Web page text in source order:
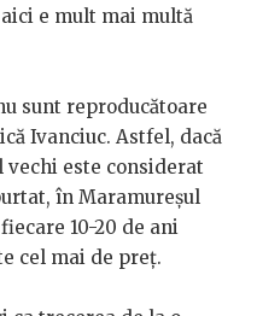
e mult mai multă
sunt reproducătoare
Ivanciuc. Astfel, dacă
este considerat
în Maramureșul
10-20 de ani
cel mai de preț.